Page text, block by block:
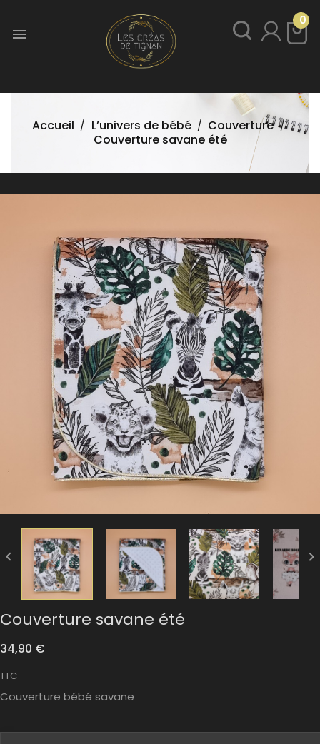

0
Accueil L’univers de bébé
Couverture
Couverture savane été
 
Couverture savane été
34,90 €
TTC
Couverture bébé savane